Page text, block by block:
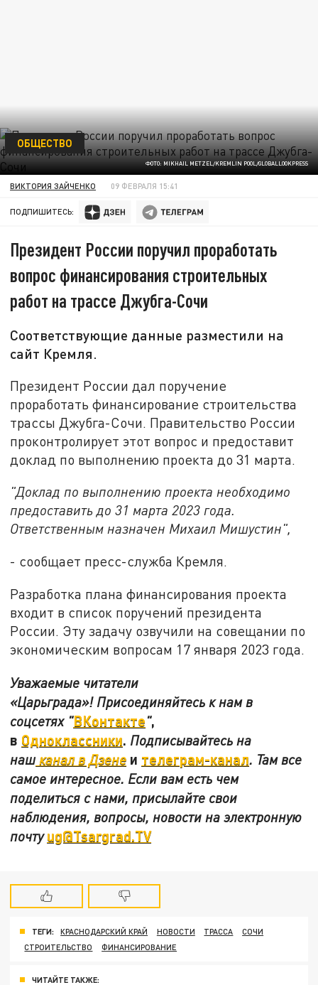
ФОТО: MIKHAIL METZEL/KREMLIN POOL/GLOBALLOOKPRESS
ОБЩЕСТВО
ВИКТОРИЯ ЗАЙЧЕНКО 09 ФЕВРАЛЯ 15:41
ПОДПИШИТЕСЬ:
Президент России поручил проработать
вопрос финансирования строительных
работ на трассе Джубга-Сочи
Соответствующие данные разместили на
сайт Кремля.
Президент России дал поручение
проработать финансирование строительства
трассы Джубга-Сочи. Правительство России
проконтролирует этот вопрос и предоставит
доклад по выполнению проекта до 31 марта.
"Доклад по выполнению проекта необходимо
предоставить до 31 марта 2023 года.
Ответственным назначен Михаил Мишустин",
- сообщает пресс-служба Кремля.
Разработка плана финансирования проекта
входит в список поручений президента
России. Эту задачу озвучили на совещании по
экономическим вопросам 17 января 2023 года.
Уважаемые читатели
«Царьграда»! Присоединяйтесь к нам в
соцсетях "ВКонтакте",
в Одноклассники. Подписывайтесь на
нашканал в Дзене и телеграм-канал. Там все
самое интересное. Если вам есть чем
поделиться с нами, присылайте свои
наблюдения, вопросы, новости на электронную
почтуug@Tsargrad.TV
ТЕГИ: КРАСНОДАРСКИЙ КРАЙ НОВОСТИ ТРАССА
СОЧИ
СТРОИТЕЛЬСТВО
ФИНАНСИРОВАНИЕ
ЧИТАЙТЕ ТАКЖЕ: